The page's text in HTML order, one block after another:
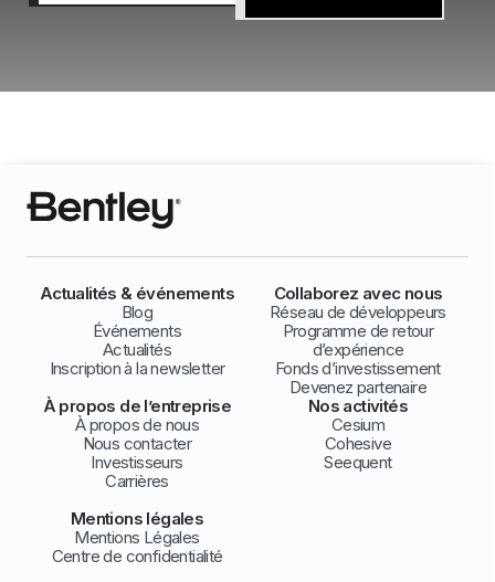
Actualités & événements
Blog
Événements
Actualités
Inscription à la newsletter
Collaborez avec nous
Réseau de développeurs
Programme de retour
d’expérience
Fonds d’investissement
Devenez partenaire
À propos de l’entreprise
À propos de nous
Nous contacter
Investisseurs
Carrières
Nos activités
Cesium
Cohesive
Seequent
Mentions légales
Mentions Légales
Centre de confidentialité